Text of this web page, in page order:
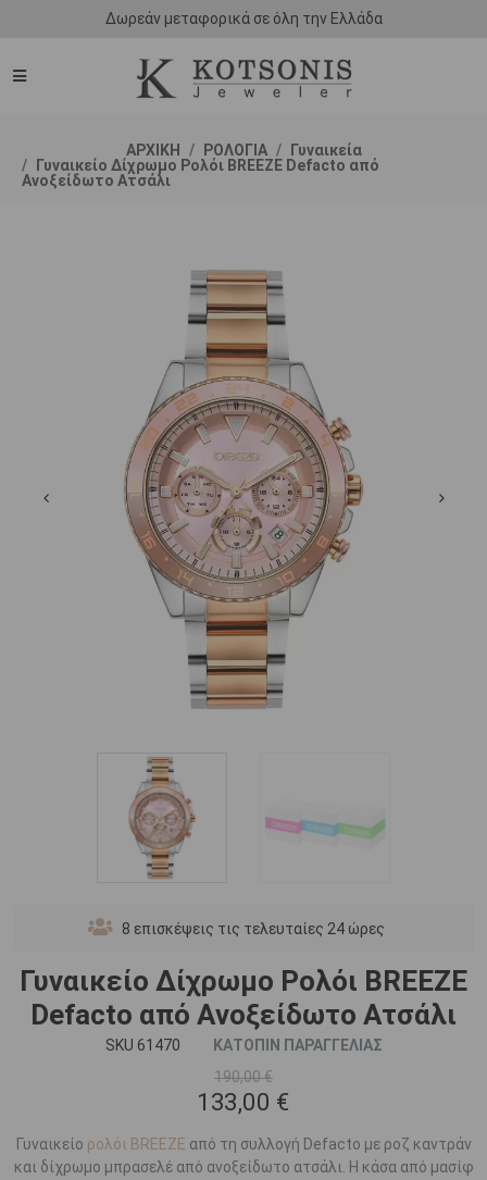
Δωρεάν μεταφορικά σε όλη την Ελλάδα
ΑΡΧΙΚΗ ΡΟΛΟΓΙΑ
Γυναικεία
Γυναικείο Δίχρωμο Ρολόι BREEZE Defacto από
Ανοξείδωτο Ατσάλι
8 επισκέψεις τις τελευταίες 24 ώρες
Γυναικείο Δίχρωμο Ρολόι BREEZE
Defacto από Ανοξείδωτο Ατσάλι
SKU 61470
ΚΑΤΟΠΙΝ ΠΑΡΑΓΓΕΛΙΑΣ
190,00 €
133,00 €
Γυναικείο ρολόι BREEZE από τη συλλογή Defacto με ροζ καντράν
και δίχρωμο μπρασελέ από ανοξείδωτο ατσάλι. Η κάσα από μασίφ